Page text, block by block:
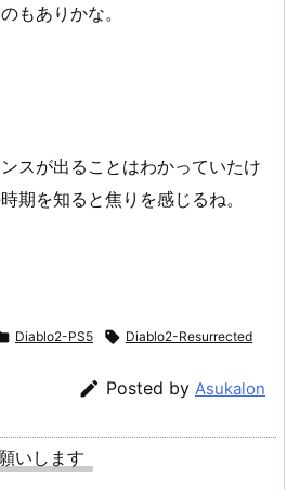
もありかな。
スが出ることはわかっていたけ
期を知ると焦りを感じるね。
Diablo2-PS5  Diablo2-Resurrected
 Posted by Asukalon
いします